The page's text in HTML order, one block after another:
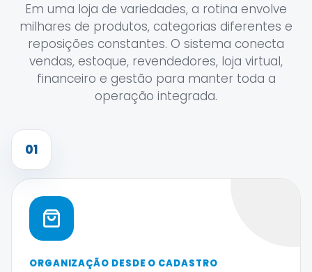
Em uma loja de variedades, a rotina envolve
milhares de produtos, categorias diferentes e
reposições constantes. O sistema conecta
vendas, estoque, revendedores, loja virtual,
financeiro e gestão para manter toda a
operação integrada.
01
ORGANIZAÇÃO DESDE O CADASTRO